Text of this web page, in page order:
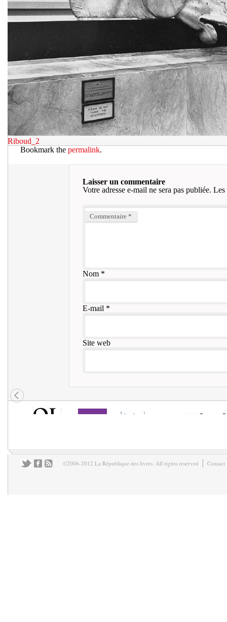
Riboud_2
Bookmark the permalink.
Laisser un commentaire
Votre adresse e-mail ne sera pas publiée. Les
Commentaire *
Nom*
E-mail *
Site web
©2006-2012 La République des livres. All rights reserved Contact